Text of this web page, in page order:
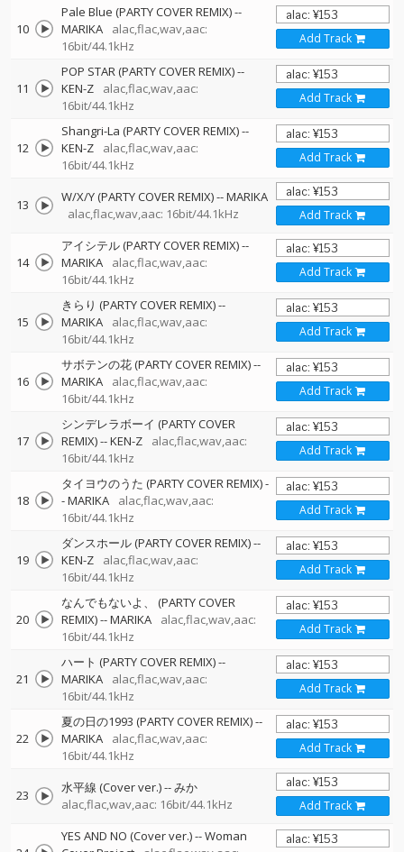
10
Pale Blue (PARTY COVER REMIX)--
MARIKA
alac,flac,wav,aac:
16bit/44.1kHz
Add Track
11
POP STAR (PARTY COVER REMIX)--
KEN-Z
alac,flac,wav,aac:
16bit/44.1kHz
Add Track
12
Shangri-La (PARTY COVER REMIX)--
KEN-Z
alac,flac,wav,aac:
16bit/44.1kHz
Add Track
13 W/X/Y (PARTY COVER REMIX)--MARIKA
alac,flac,wav,aac: 16bit/44.1kHz
Add Track
14
アイシテル (PARTY COVER REMIX)--
MARIKA
alac,flac,wav,aac:
16bit/44.1kHz
Add Track
15
きらり (PARTY COVER REMIX)--
MARIKA
alac,flac,wav,aac:
16bit/44.1kHz
Add Track
16
サボテンの花 (PARTY COVER REMIX)--
MARIKA
alac,flac,wav,aac:
16bit/44.1kHz
Add Track
17
シンデレラボーイ (PARTY COVER
REMIX)--KEN-Z
alac,flac,wav,aac:
16bit/44.1kHz
Add Track
18
タイヨウのうた (PARTY COVER REMIX)-
-MARIKA
alac,flac,wav,aac:
16bit/44.1kHz
Add Track
19
ダンスホール (PARTY COVER REMIX)--
KEN-Z
alac,flac,wav,aac:
16bit/44.1kHz
Add Track
20
なんでもないよ、 (PARTY COVER
REMIX)--MARIKA
alac,flac,wav,aac:
16bit/44.1kHz
Add Track
21
ハート (PARTY COVER REMIX)--
MARIKA
alac,flac,wav,aac:
16bit/44.1kHz
Add Track
22
夏の日の1993 (PARTY COVER REMIX)--
MARIKA
alac,flac,wav,aac:
16bit/44.1kHz
Add Track
23 水平線 (Cover ver.)--みか
alac,flac,wav,aac: 16bit/44.1kHz
Add Track
YES AND NO (Cover ver.)--Woman